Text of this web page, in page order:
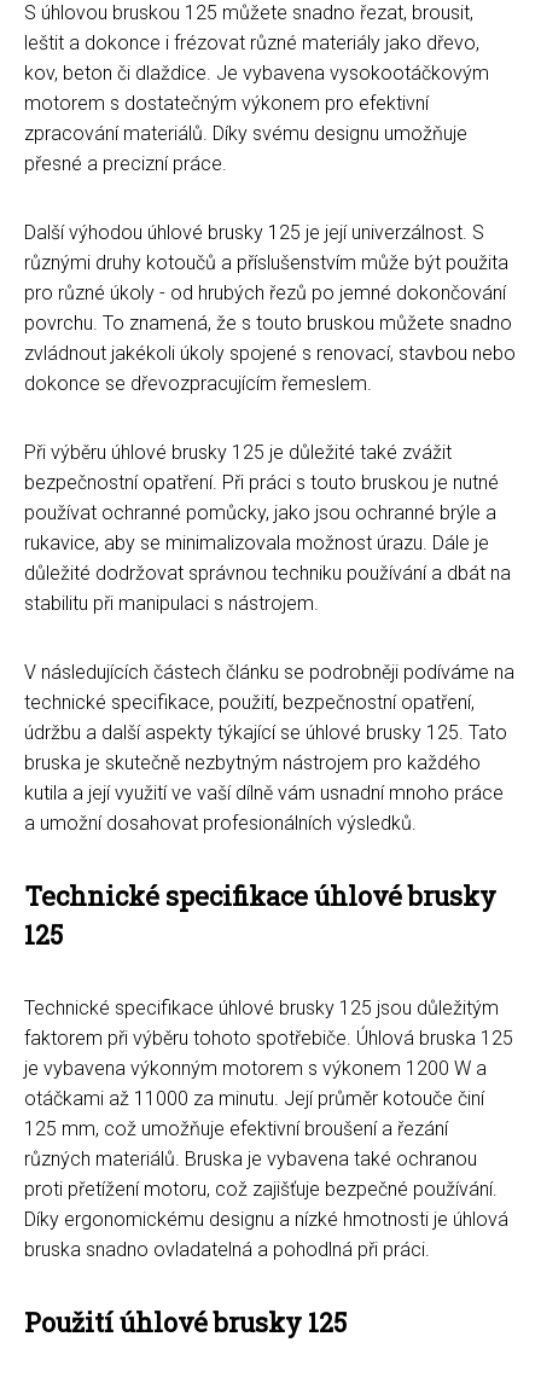
S úhlovou bruskou 125 můžete snadno řezat, brousit,
leštit a dokonce i frézovat různé materiály jako dřevo,
kov, beton či dlaždice. Je vybavena vysokootáčkovým
motorem s dostatečným výkonem pro efektivní
zpracování materiálů. Díky svému designu umožňuje
přesné a precizní práce.
Další výhodou úhlové brusky 125 je její univerzálnost. S
různými druhy kotoučů a příslušenstvím může být použita
pro různé úkoly - od hrubých řezů po jemné dokončování
povrchu. To znamená, že s touto bruskou můžete snadno
zvládnout jakékoli úkoly spojené s renovací, stavbou nebo
dokonce se dřevozpracujícím řemeslem.
Při výběru úhlové brusky 125 je důležité také zvážit
bezpečnostní opatření. Při práci s touto bruskou je nutné
používat ochranné pomůcky, jako jsou ochranné brýle a
rukavice, aby se minimalizovala možnost úrazu. Dále je
důležité dodržovat správnou techniku používání a dbát na
stabilitu při manipulaci s nástrojem.
V následujících částech článku se podrobněji podíváme na
technické specifikace, použití, bezpečnostní opatření,
údržbu a další aspekty týkající se úhlové brusky 125. Tato
bruska je skutečně nezbytným nástrojem pro každého
kutila a její využití ve vaší dílně vám usnadní mnoho práce
a umožní dosahovat profesionálních výsledků.
Technické specifikace úhlové brusky
125
Technické specifikace úhlové brusky 125 jsou důležitým
faktorem při výběru tohoto spotřebiče. Úhlová bruska 125
je vybavena výkonným motorem s výkonem 1200 W a
otáčkami až 11000 za minutu. Její průměr kotouče činí
125 mm, což umožňuje efektivní broušení a řezání
různých materiálů. Bruska je vybavena také ochranou
proti přetížení motoru, což zajišťuje bezpečné používání.
Díky ergonomickému designu a nízké hmotnosti je úhlová
bruska snadno ovladatelná a pohodlná při práci.
Použití úhlové brusky 125